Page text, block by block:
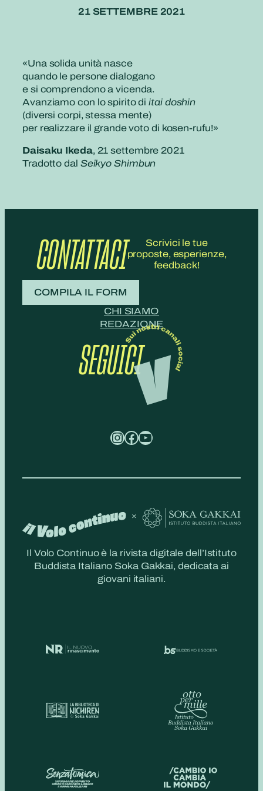
21 SETTEMBRE 2021
«‌Una solida unità nasce
quando le persone dialogano
e si comprendono a vicenda.
Avanziamo con lo spirito diitai doshin
(diversi corpi, stessa mente)
per realizzare il grande voto di kosen-rufu!»
Daisaku Ikeda, 21 settembre 2021
Tradotto dal Seikyo Shimbun
CONTATTACI
Scrivici le tue
proposte, esperienze,
feedback!
COMPILA IL FORM
CHI SIAMO
REDAZIONE
SEGUICI
InstagramFacebook YouTube
Il Volo Continuo è la rivista digitale dell’Istituto
Buddista Italiano Soka Gakkai, dedicata ai
giovani italiani.